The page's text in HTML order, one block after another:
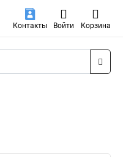
Контакты Войти Корзина